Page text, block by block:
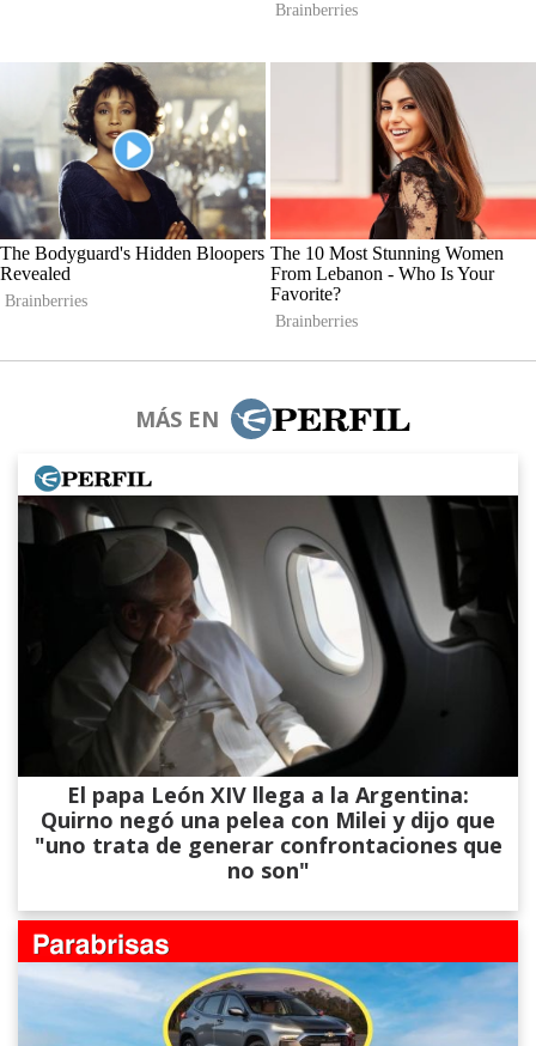
MÁS EN
El papa León XIV llega a la Argentina:
Quirno negó una pelea con Milei y dijo que
"uno trata de generar confrontaciones que
no son"